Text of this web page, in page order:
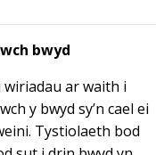
bwyd
wiriadau ar waith i
y bwyd sy’n cael ei
Tystiolaeth bod